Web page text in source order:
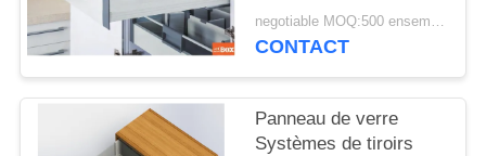
tiroir de matériel
intérieur tandem de
negotiable MOQ:500 ensembles
CONTACT
Panneau de verre
Systèmes de tiroirs